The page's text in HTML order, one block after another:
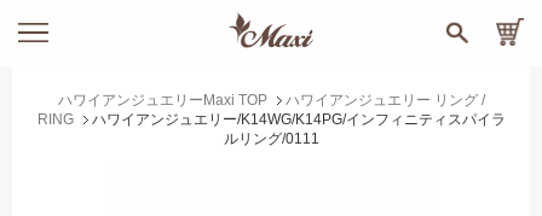
ハワイアンジュエリーMaxi TOP
ハワイアンジュエリー リング /
RING
ハワイアンジュエリー/K14WG/K14PG/インフィニティスパイラ
ルリング/0111